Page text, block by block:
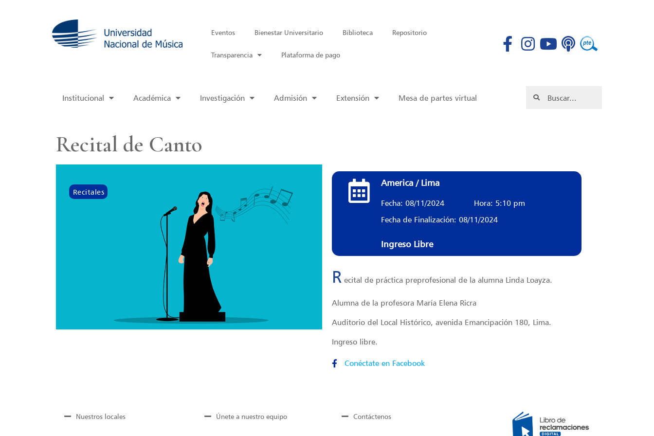
Eventos Bienestar Universitario Biblioteca Repositorio
Transparencia Plataforma de pago
Institucional Académica Investigación Admisión Extensión Mesa de partes virtual
Recital de Canto
Recitales
America / Lima
Fecha: 08/11/2024
Hora: 5:10 pm
Fecha de Finalización: 08/11/2024
Ingreso Libre
R ecital de práctica preprofesional de la alumna Linda Loayza.
Alumna de la profesora María Elena Ricra
Auditorio del Local Histórico, avenida Emancipación 180, Lima.
Ingreso libre.
Conéctate en Facebook
Nuestros locales Únete a nuestro equipo Contáctenos